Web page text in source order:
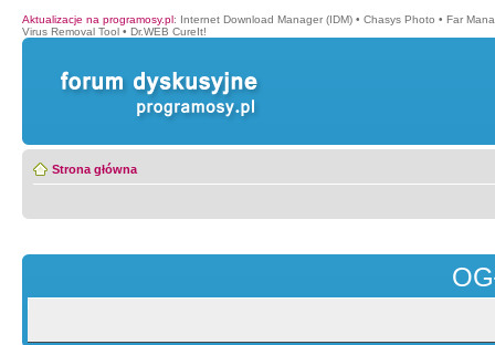
Aktualizacje na programosy.pl: Internet Download Manager (IDM) • Chasys Photo • Far
Virus Removal Tool • Dr.WEB CureIt!
Strona główna